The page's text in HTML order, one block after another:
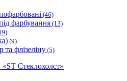
(46)
фарбування (13)
(9)
флізеліну (5)